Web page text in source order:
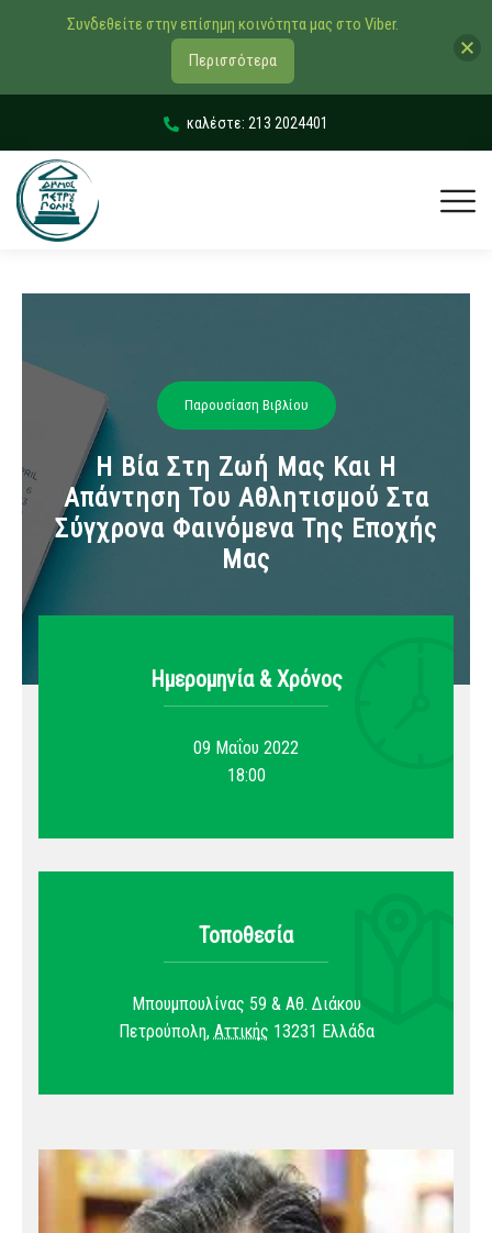
καλέστε: 213 2024401
Παρουσίαση Βιβλίου
Η Βία Στη Ζωή Μας Και Η
Απάντηση Του Αθλητισμού Στα
Σύγχρονα Φαινόμενα Της Εποχής
Μας
Ημερομηνία & Xρόνος
09 Μαΐου 2022
18:00
Τοποθεσία
Μπουμπουλίνας 59 & Αθ. Διάκου
Πετρούπολη, Αττικής 13231 Ελλάδα
Συνδεθείτε στην επίσημη κοινότητα μας στο Viber.
Περισσότερα